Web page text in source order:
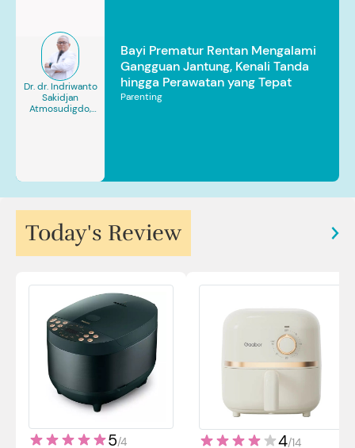
Dr. dr. Indriwanto
Sakidjan
Atmosudigdo,
Bayi Prematur Rentan Mengalami
Gangguan Jantung, Kenali Tanda
hingga Perawatan yang Tepat
Parenting
Today's Review
5/4 4/14